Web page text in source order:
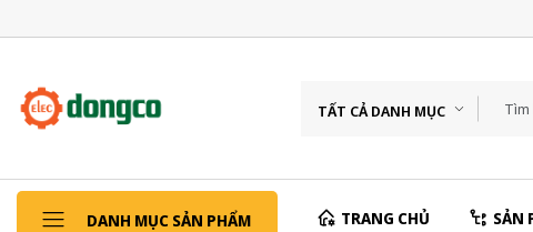
TẤT CẢ DANH MỤC
DANH MỤC SẢN PHẨM TRANG CHỦ SẢN